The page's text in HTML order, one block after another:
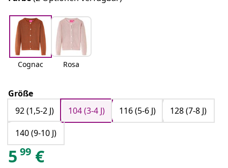
Cognac Rosa
Größe
92 (1,5-2 J)
104 (3-4 J) 116 (5-6 J)
128 (7-8 J)
140 (9-10 J)
5 99 €